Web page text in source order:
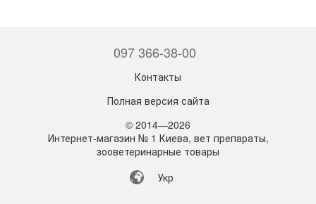
097 366-38-00
Контакты
Полная версия сайта
© 2014—2026
Интернет-магазин № 1 Киева, вет препараты,
зооветеринарные товары
Укр